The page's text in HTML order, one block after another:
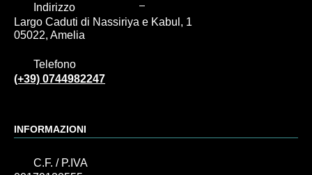
Indirizzo
Largo Caduti di Nassiriya e Kabul, 1
05022, Amelia
Telefono
(+39) 0744982247
INFORMAZIONI
C.F. / P.IVA